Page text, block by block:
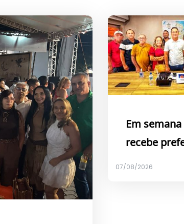
Em
recebe
07/08/2026